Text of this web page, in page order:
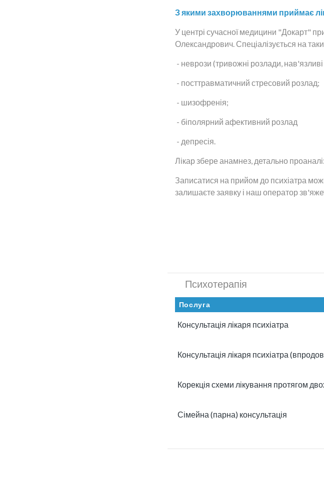
З якими захворюваннями приймає
У центрі сучасної медицини "Докарт"
Олександрович. Спеціалізується на
- неврози (тривожні розлади,
- посттравматичний стресовий розлад;
- шизофренія;
- біполярний афективний розлад
- депресія.
Лікар збере анамнез, детально
Записатися на прийом до психіатра
залишаєте заявку і наш оператор
Психотерапія
Послуга
Консультація лікаря психіатра
Консультація лікаря психіатра
Корекція схеми лікування протягом
Сімейна (парна) консультація